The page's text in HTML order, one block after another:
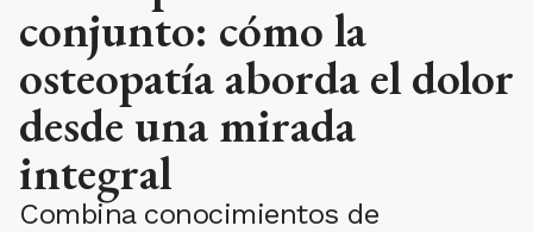
conjunto: cómo la
osteopatía aborda el dolor
desde una mirada
integral
Combina conocimientos de